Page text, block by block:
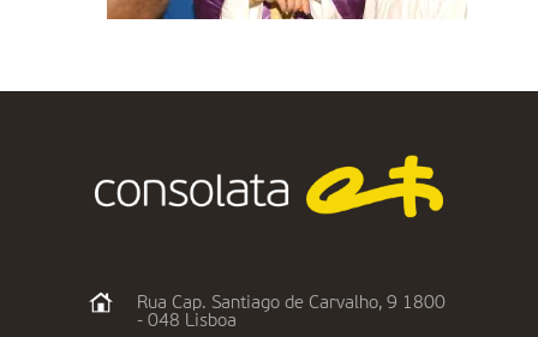
Rua Cap. Santiago de Carvalho, 9 1800
- 048 Lisboa